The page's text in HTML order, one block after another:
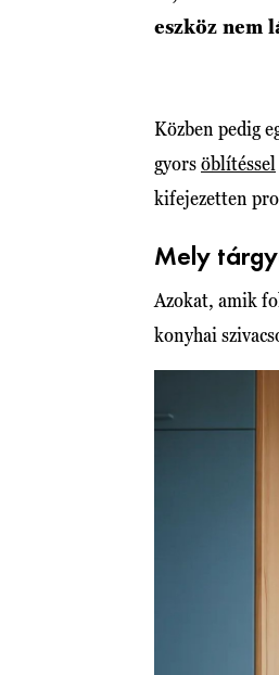
eszköz nem
Közben pedig
gyorsöblítéssel
kifejezetten
Mely
Azokat, amik
konyhai